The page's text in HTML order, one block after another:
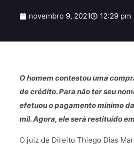
novembro 9, 2021 12:29 pm
O homem contestou uma
de crédito. Para não ter seu
efetuou o pagamento mínimo
mil. Agora, ele será restituído
O juiz de Direito Thiego Dias